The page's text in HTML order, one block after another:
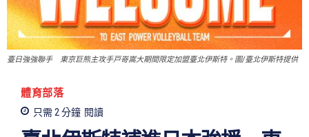
臺日強強聯手 東京巨熊主攻手戸嵜嵩大期間限定加盟臺北伊斯特。圖/臺北伊斯特提供
體育部落
只需 2分鐘 閱讀